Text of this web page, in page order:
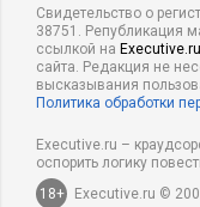
Свидетельство о
38751. Републикация
ссылкой на Executive.ru
сайта. Редакция не
высказывания
Политика обработки
Executive.ru –
оспорить логику
18+
Executive.ru ©